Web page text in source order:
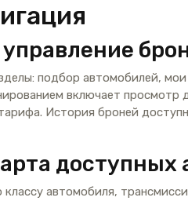
подбор автомобилей,
включает просмотр
История броней
доступных
автомобиля,